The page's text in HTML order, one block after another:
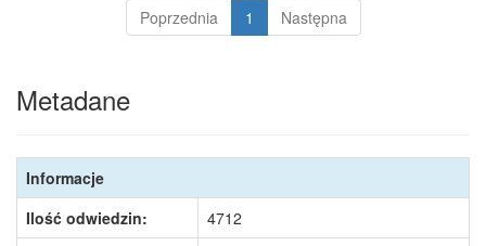
Poprzednia
1 Następna
Metadane
Informacje
Ilość odwiedzin:
4712